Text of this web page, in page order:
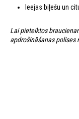
Ieejas biļešu un
Lai pieteiktos
apdrošināšanas polises